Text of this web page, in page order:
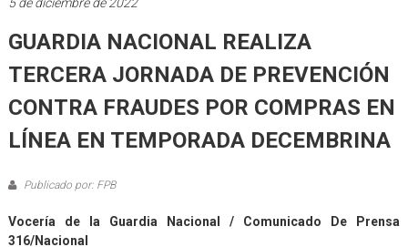
GUARDIA NACIONAL REALIZA
TERCERA JORNADA DE PREVENCIÓN
CONTRA FRAUDES POR COMPRAS EN
LÍNEA EN TEMPORADA DECEMBRINA
Publicado por: FPB
Vocería de la Guardia Nacional / Comunicado De Prensa
316/Nacional